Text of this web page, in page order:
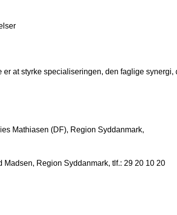
at styrke specialiseringen, den faglige synergi,
Mathiasen (DF), Region Syddanmark,
Region Syddanmark, tlf.: 29 20 10 20